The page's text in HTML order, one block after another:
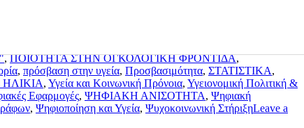
,ΠΟΙΟΤΗΤΑ ΣΤΗΝ ΟΓΚΟΛΟΓΙΚΗ ΦΡΟΝΤΙΔΑ,
, πρόσβαση στην υγεία, Προσβασιμότητα, ΣΤΑΤΙΣΤΙΚΑ,
ΗΛΙΚΙΑ, Υγεία και Κοινωνική Πρόνοια, Υγειονομική Πολιτική &
Εφαρμογές, ΨΗΦΙΑΚΗ ΑΝΙΣΟΤΗΤΑ, Ψηφιακή
, Ψηφιοποίηση και Υγεία, Ψυχοκοινωνική ΣτήριξηLeave a